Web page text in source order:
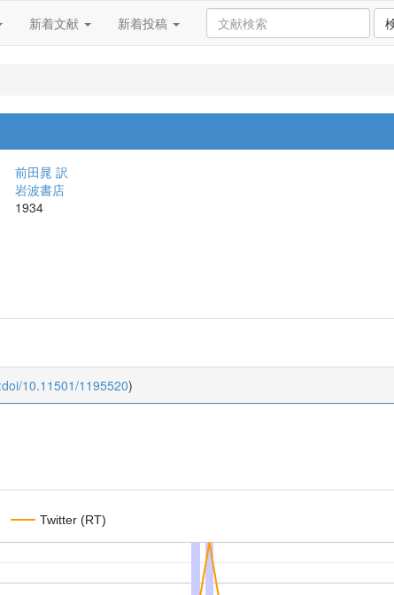
新着文献 新着投稿
前田晁 訳
岩波書店
1934
10.11501/1195520)
Twitter (RT)